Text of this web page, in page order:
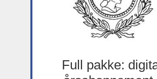
Full pakke: